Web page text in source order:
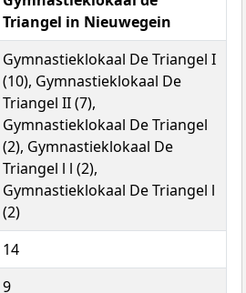
Triangel in Nieuwegein
Gymnastieklokaal De Triangel I
(10), Gymnastieklokaal De
Triangel II (7),
Gymnastieklokaal De Triangel
(2), Gymnastieklokaal De
Triangel l l (2),
Gymnastieklokaal De Triangel l
(2)
14
9